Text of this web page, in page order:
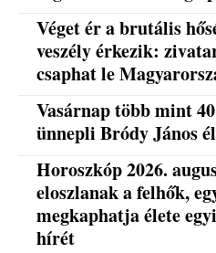
Véget ér a brutális
veszély érkezik:
csaphat le
Vasárnap több mint
ünnepli Bródy János
Horoszkóp 2026.
eloszlanak a felhők,
megkaphatja élete
hírét